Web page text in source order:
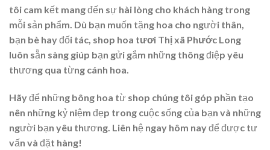
tôi cam kết mang đến sự hài lòng cho khách hàng trong
mỗi sản phẩm. Dù bạn muốn tặng hoa cho người thân,
bạn bè hay đối tác, shop hoa tươi Thị xã Phước Long
luôn sẵn sàng giúp bạn gửi gắm những thông điệp yêu
thương qua từng cánh hoa.
Hãy để những bông hoa từ shop chúng tôi góp phần tạo
nên những kỷ niệm đẹp trong cuộc sống của bạn và những
người bạn yêu thương. Liên hệ ngay hôm nay để được tư
vấn và đặt hàng!